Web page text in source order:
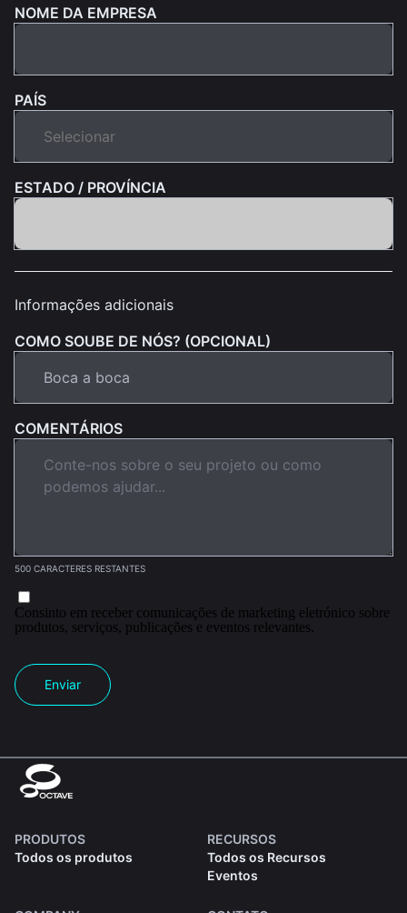
NOME DA EMPRESA
PAÍS
ESTADO / PROVÍNCIA
Informações adicionais
COMO SOUBE DE NÓS? (OPCIONAL)
COMENTÁRIOS
500 CARACTERES RESTANTES
Consinto em receber comunicações de marketing eletrónico sobre
produtos, serviços, publicações e eventos relevantes.
Enviar
PRODUTOS
Todos os produtos
RECURSOS
Todos os Recursos
Eventos